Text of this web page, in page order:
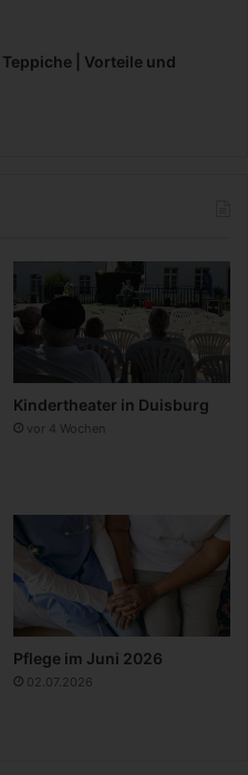
| Vorteile und
Kindertheater in Duisburg
vor 4 Wochen
Pflege im Juni 2026
02.07.2026